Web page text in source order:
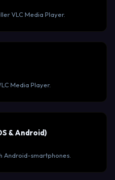
VLC Media Player.
Media Player.
& Android)
Android-smartphones.